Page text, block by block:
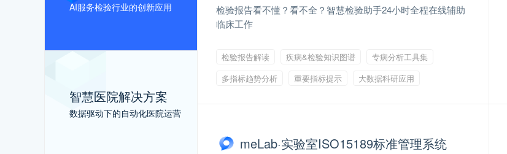
AI服务检验行业的创新应用
智慧医院解决方案
数据驱动下的自动化医院运营
检验报告看不懂？看不全？智慧检验助手24小时全程在线辅助
临床工作
检验报告解读 疾病&检验知识图谱
专病分析工具集
多指标趋势分析
重要指标提示 大数据科研应用
meLab·实验室ISO15189标准管理系统